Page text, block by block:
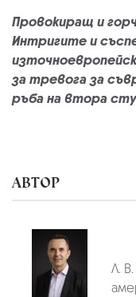
Провокиращ и
Интригите и
за тревога за
ръба на втора
АВТОР
Л.